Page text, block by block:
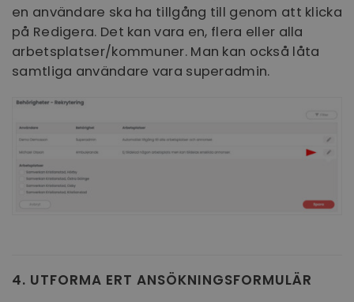
en användare ska ha tillgång till genom att klicka
på Redigera. Det kan vara en, flera eller alla
arbetsplatser/kommuner. Man kan också låta
samtliga användare vara superadmin.
4. UTFORMA ERT ANSÖKNINGSFORMULÄR